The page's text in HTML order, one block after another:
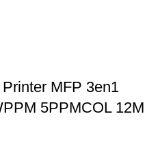
MFP 3en1
5PPMCOL 12M